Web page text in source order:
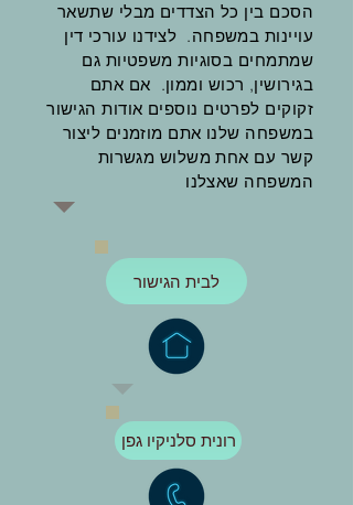
הסכם בין כל הצדדים מבלי שתשאר
עויינות במשפחה. לצידנו עורכי דין
שמתמחים בסוגיות משפטיות גם
בגירושין, רכוש וממון. אם אתם
זקוקים לפרטים נוספים אודות הגישור
במשפחה שלנו אתם מוזמנים ליצור
קשר עם אחת משלוש מגשרות
המשפחה שאצלנו
לבית הגישור
רונית סלניקיו גפן